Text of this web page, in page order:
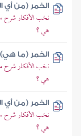
الخمر (من أي
نخب الأفكار شرح
هي ؟
الخمر (ما هي)
نخب الأفكار شرح
هي ؟
الخمر (من أي
نخب الأفكار شرح
هي ؟